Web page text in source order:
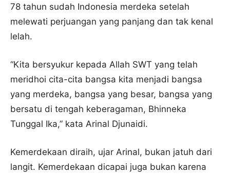
78 tahun sudah Indonesia merdeka setelah
melewati perjuangan yang panjang dan tak kenal
lelah.
“Kita bersyukur kepada Allah SWT yang telah
meridhoi cita-cita bangsa kita menjadi bangsa
yang merdeka, bangsa yang besar, bangsa yang
bersatu di tengah keberagaman, Bhinneka
Tunggal Ika,” kata Arinal Djunaidi.
Kemerdekaan diraih, ujar Arinal, bukan jatuh dari
langit. Kemerdekaan dicapai juga bukan karena